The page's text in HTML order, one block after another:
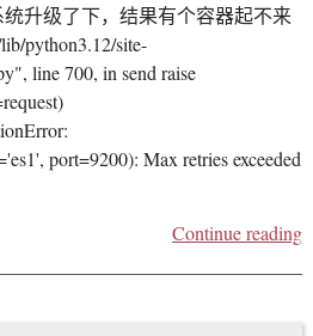
升级了下，结果有个容器起不来
python3.12/site-
line 700, in send raise
port=9200): Max retries exceeded
Continue reading